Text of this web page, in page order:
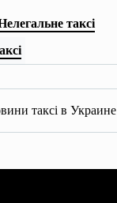
таксі
таксі в Украине